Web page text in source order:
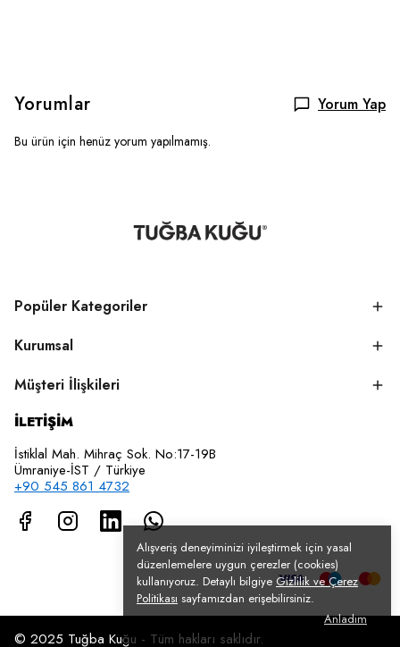
Alışveriş deneyiminizi iyileştirmek için yasal
düzenlemelere uygun çerezler (cookies)
kullanıyoruz. Detaylı bilgiye Gizlilik ve Çerez
Politikası sayfamızdan erişebilirsiniz.
Anladım
Yorumlar Yorum Yap
Bu ürün için henüz yorum yapılmamış.
Popüler Kategoriler
Kurumsal
Müşteri İlişkileri
İLETİŞİM
İstiklal Mah. Mihraç Sok. No:17-19B
Ümraniye-İST / Türkiye
+90 545 861 4732
© 2025 Tuğba Kuğu - Tüm hakları saklıdır.